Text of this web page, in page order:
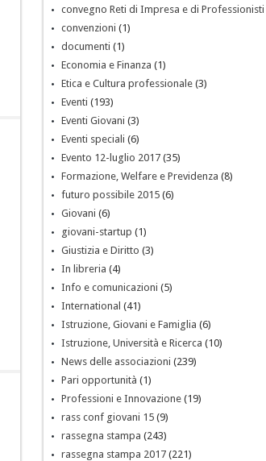
convegno Reti di Impresa e di Professionisti
convenzioni (1)
documenti (1)
Economia e Finanza (1)
Etica e Cultura professionale(3)
Eventi (193)
Eventi Giovani (3)
Eventi speciali (6)
Evento 12-luglio 2017(35)
Formazione, Welfare e Previdenza (8)
futuro possibile 2015(6)
Giovani (6)
giovani-startup (1)
Giustizia e Diritto (3)
In libreria (4)
Info e comunicazioni (5)
International (41)
Istruzione, Giovani e Famiglia (6)
Istruzione, Università e Ricerca (10)
News delle associazioni (239)
Pari opportunità (1)
Professioni e Innovazione(19)
rass conf giovani 15(9)
rassegna stampa (243)
rassegna stampa 2017(221)